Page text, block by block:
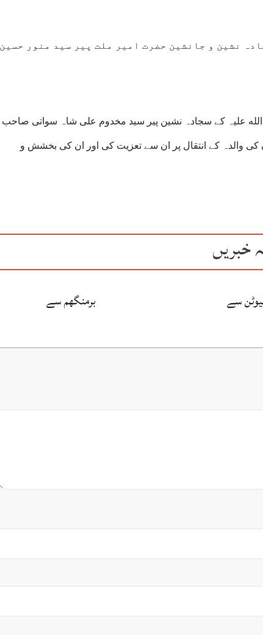
نشین و جانشین حضرت امیر ملت پیر سید منور حسین
علیہ کے سجادہ نشین پیر سید مخدوم علی شاہ سواتی صاحب
والدہ کے انتقال پر ان سے تعزیت کی اور ان کی بخشش و
خبریں
سے برمنگھم سے